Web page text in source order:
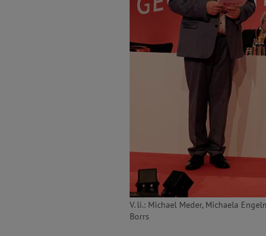
V. li.: Michael Meder, Michaela
Borrs